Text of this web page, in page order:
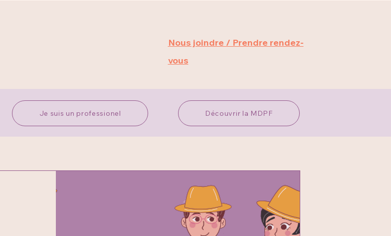
Nous joindre / Prendre rendez-
vous
Je suis un professionel Découvrir la MDPF